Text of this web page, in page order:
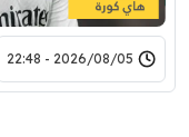
2026/08/05 - 22:48